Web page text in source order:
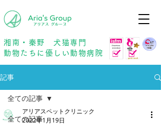
湘南・秦野 犬猫専門
動物たちに優しい動物病院
記事
全ての記事
全ての記事
アリアスペットクリニック
2022年1月19日